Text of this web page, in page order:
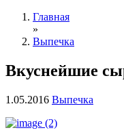
Главная
»
Выпечка
Вкуснейшие
1.05.2016 Выпечка